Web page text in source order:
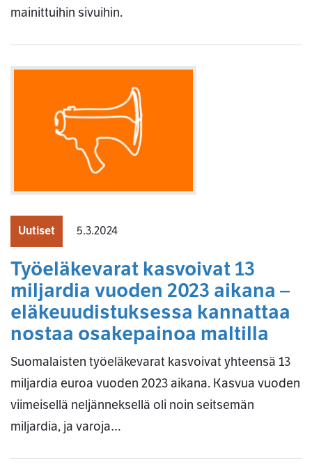
mainittuihin sivuihin.
Uutiset 5.3.2024
Työeläkevarat kasvoivat 13
miljardia vuoden 2023 aikana –
eläkeuudistuksessa kannattaa
nostaa osakepainoa maltilla
Suomalaisten työeläkevarat kasvoivat yhteensä 13
miljardia euroa vuoden 2023 aikana. Kasvua vuoden
viimeisellä neljänneksellä oli noin seitsemän
miljardia, ja varoja…